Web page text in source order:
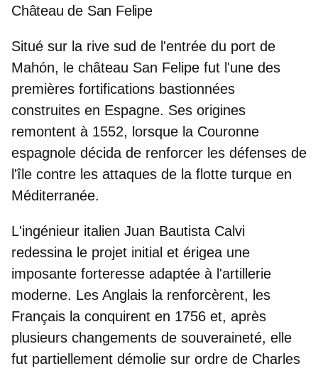
Château de San Felipe
Situé sur la rive sud de l'entrée du port de
Mahón, le château San Felipe fut l'une des
premières fortifications bastionnées
construites en Espagne. Ses origines
remontent à 1552, lorsque la Couronne
espagnole décida de renforcer les défenses de
l'île contre les attaques de la flotte turque en
Méditerranée.
L'ingénieur italien Juan Bautista Calvi
redessina le projet initial et érigea une
imposante forteresse adaptée à l'artillerie
moderne. Les Anglais la renforcèrent, les
Français la conquirent en 1756 et, après
plusieurs changements de souveraineté, elle
fut partiellement démolie sur ordre de Charles